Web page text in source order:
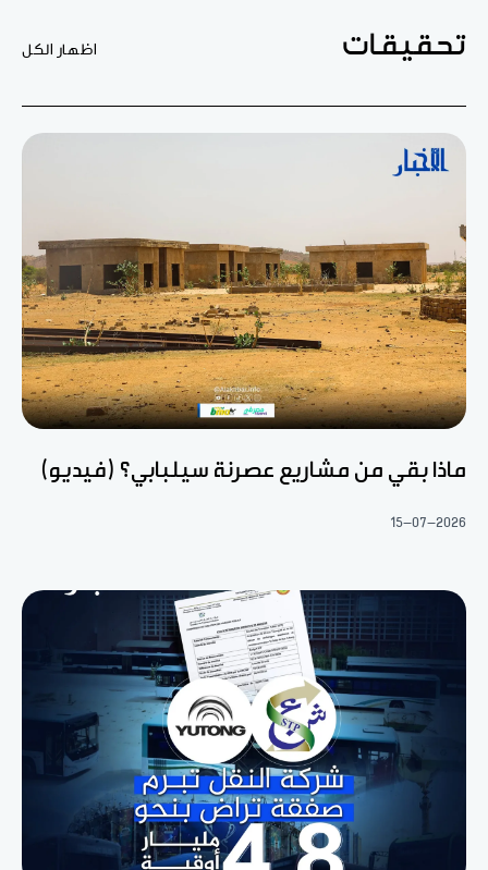
تحقيقات اظهار الكل
ماذا بقي من مشاريع عصرنة سيلبابي؟ (فيديو)
15-07-2026